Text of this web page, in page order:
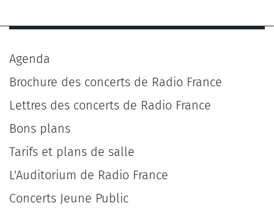
Agenda
Brochure des concerts de Radio France
Lettres des concerts de Radio France
Bons plans
Tarifs et plans de salle
L'Auditorium de Radio France
Concerts Jeune Public